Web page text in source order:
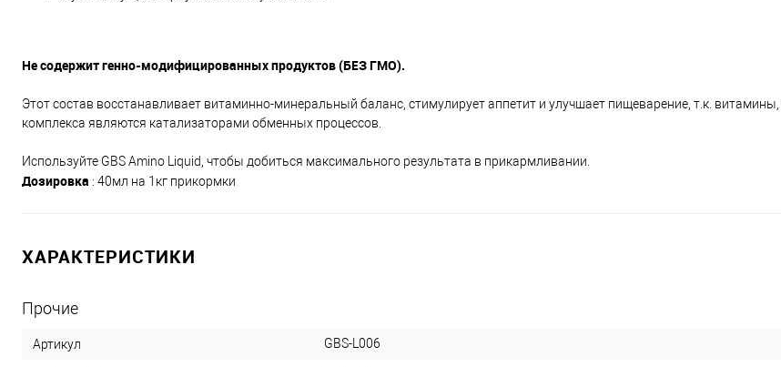
Не содержит генно-модифицированных продуктов (БЕЗ ГМО).
Этот состав восстанавливает витаминно-минеральный баланс, стимулирует аппетит и улучшает пищеварение, т.к.
комплекса являются катализаторами обменных процессов.
Используйте GBS Amino Liquid, чтобы добиться максимального результата в прикармливании.
Дозировка : 40мл на 1кг прикормки
ХАРАКТЕРИСТИКИ
Прочие
Артикул GBS-L006